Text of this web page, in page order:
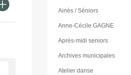
Ainés / Séniors
Anne-Cécile GAGNE
Après-midi seniors
Archives municipales
Atelier danse